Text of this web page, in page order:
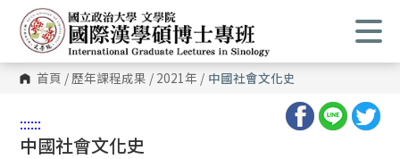
首頁 /歷年課程成果 / 2021年 / 中國社會文化史
::::::
中國社會文化史